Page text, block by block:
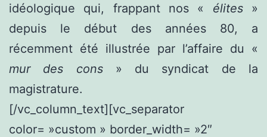
idéologique qui, frappant nos « élites»
depuis le début des années 80, a
récemment été illustrée par l’affaire du «
mur des cons» du syndicat de la
magistrature.
[/vc_column_text][vc_separator
color= »custom » border_width= »2″